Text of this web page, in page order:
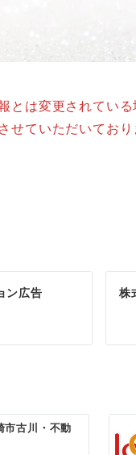
は変更されている
ていただいており
ン広告 株
古川・不動